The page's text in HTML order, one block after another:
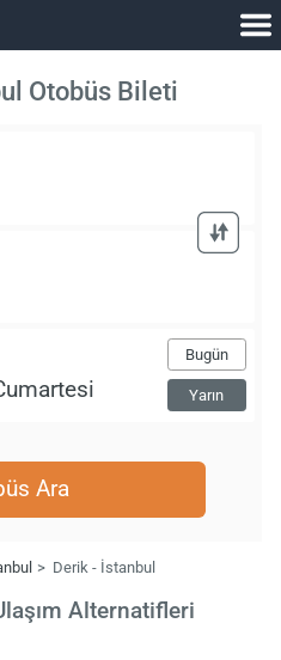
Otobüs Bileti
Bugün
Yarın
Ara
Derik - İstanbul
Alternatifleri